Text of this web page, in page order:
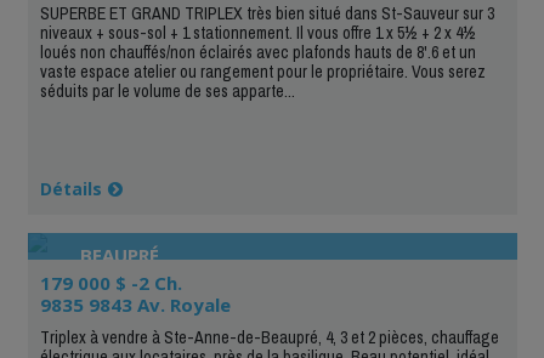
SUPERBE ET GRAND TRIPLEX très bien situé dans St-Sauveur sur 3
niveaux + sous-sol + 1 stationnement. Il vous offre 1 x 5½ + 2 x 4½
loués non chauffés/non éclairés avec plafonds hauts de 8'.6 et un
vaste espace atelier ou rangement pour le propriétaire. Vous serez
séduits par le volume de ses apparte...
Détails
BEAUPRÉ
179 000 $ -2 Ch.
9835 9843 Av. Royale
Triplex à vendre à Ste-Anne-de-Beaupré, 4, 3 et 2 pièces, chauffage